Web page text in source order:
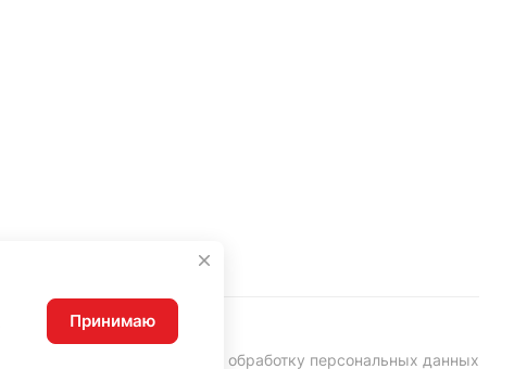
Согласие на обработку персональных данных
Принимаю